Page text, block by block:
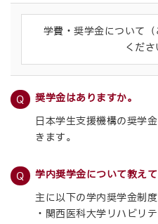
学費・奨学金について
くださ
奨学金はありますか。
日本学生支援機構の奨学
きます。
学内奨学金について教えて
主に以下の学内奨学金制度
・関西医科大学リハビリ